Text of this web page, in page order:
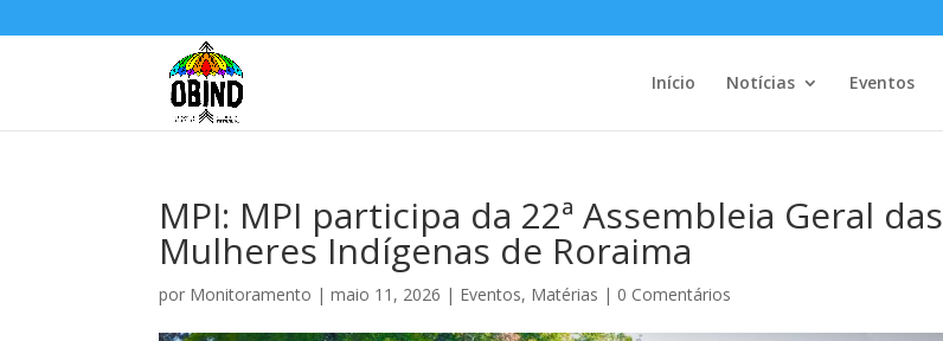
Início Notícias Eventos
MPI: MPI participa da 22ª Assembleia Geral das
Mulheres Indígenas de Roraima
por Monitoramento |maio 11, 2026 | Eventos, Matérias | 0 Comentários